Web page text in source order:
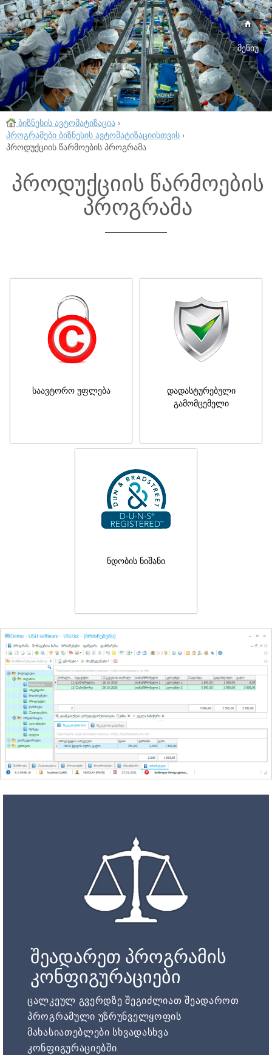
მენიუ
ბიზნესის ავტომატიზაცია ›
პროგრამები ბიზნესის ავტომატიზაციისთვის ›
პროდუქციის წარმოების პროგრამა
პროდუქციის წარმოების
პროგრამა
საავტორო უფლება
დადასტურებული
გამომცემელი
ნდობის ნიშანი
შეადარეთ პროგრამის
კონფიგურაციები
ცალკეულ გვერდზე შეგიძლიათ შეადაროთ
პროგრამული უზრუნველყოფის
მახასიათებლები სხვადასხვა
კონფიგურაციებში.